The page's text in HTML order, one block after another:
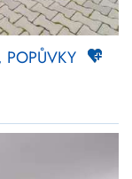
POPŮVKY